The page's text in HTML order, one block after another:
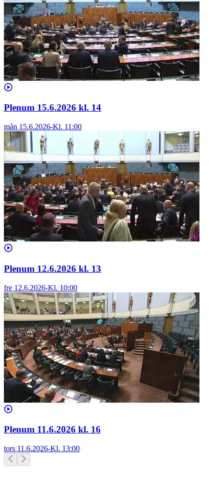
Plenum 15.6.2026 kl. 14
mån 15.6.2026-Kl. 11:00
Plenum 12.6.2026 kl. 13
fre 12.6.2026-Kl. 10:00
Plenum 11.6.2026 kl. 16
tors 11.6.2026-Kl. 13:00